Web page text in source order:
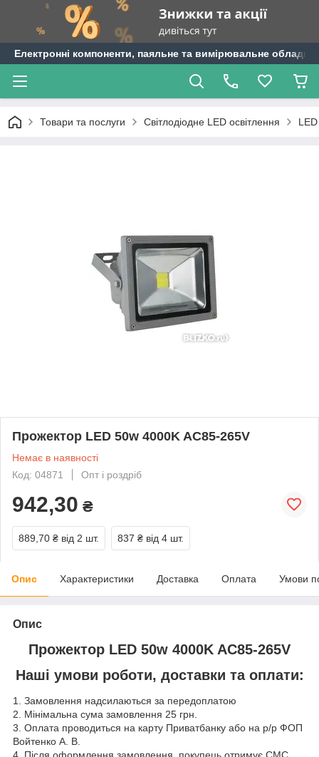
Електронні компоненти, паяльне та вимірювальне
Товари та послуги Світлодіодне LED освітлення
Прожектор LED 50w 4000K AC85-265V
Немає в наявності
Код: 04871
Опт і роздріб
942,30 ₴
889,70 ₴ від 2 шт. 837 ₴ від 4 шт.
Опис Характеристики Доставка Оплата Умови
Опис
Прожектор LED 50w 4000K AC85-265V
Наші умови роботи, доставки та оплати:
1. Замовлення надсилаються за передоплатою
2. Мінімальна сума замовлення 25 грн.
3. Оплата проводиться на карту Приватбанку або на р/р ФОП
Войтенко А. В.